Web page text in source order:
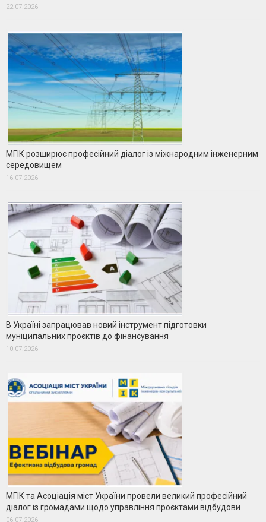
22.07.2026
МГІК розширює професійний діалог із міжнародним інженерним
середовищем
16.07.2026
В Україні запрацював новий інструмент підготовки
муніципальних проєктів до фінансування
10.07.2026
МГІК та Асоціація міст України провели великий професійний
діалог із громадами щодо управління проєктами відбудови
06.07.2026